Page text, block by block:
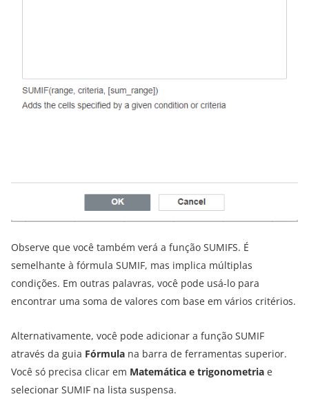
Observe que você também verá a função SUMIFS. É
semelhante à fórmula SUMIF, mas implica múltiplas
condições. Em outras palavras, você pode usá-lo para
encontrar uma soma de valores com base em vários critérios.
Alternativamente, você pode adicionar a função SUMIF
através da guia Fórmula na barra de ferramentas superior.
Você só precisa clicar em Matemática e trigonometria e
selecionar SUMIF na lista suspensa.